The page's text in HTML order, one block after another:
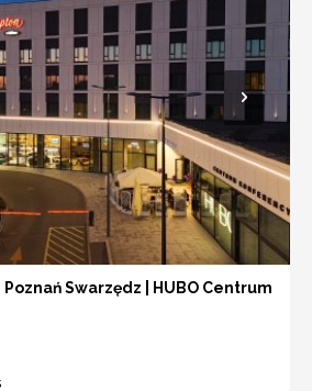
Swarzędz | HUBO Centrum